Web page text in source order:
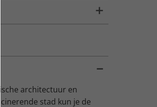
architectuur en
stad kun je de